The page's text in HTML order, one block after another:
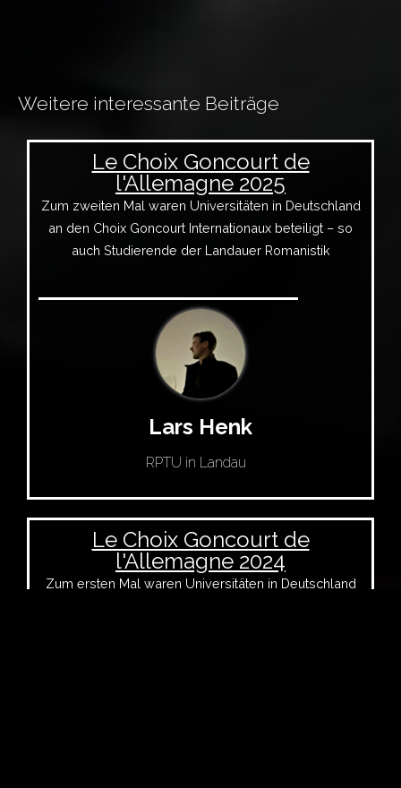
Weitere interessante Beiträge
Le Choix Goncourt de
l'Allemagne 2025
Zum zweiten Mal waren Universitäten in Deutschland
an den Choix Goncourt Internationaux beteiligt – so
auch Studierende der Landauer Romanistik
Lars Henk
RPTU in Landau
Le Choix Goncourt de
l'Allemagne 2024
Zum ersten Mal waren Universitäten in Deutschland